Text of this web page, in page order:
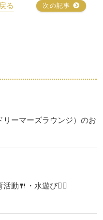
る 次の記事
リーマーズラウンジ）のお
動🍴・水遊び🏊‍♂️